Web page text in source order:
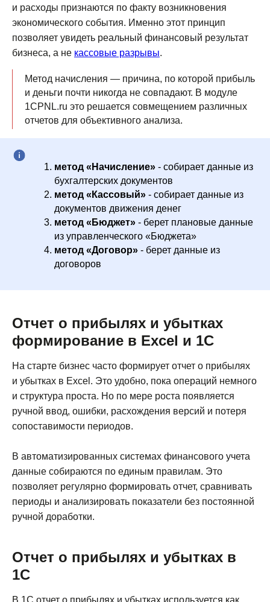
и расходы признаются по факту возникновения
экономического события. Именно этот принцип
позволяет увидеть реальный финансовый результат
бизнеса, а не кассовые разрывы.
Метод начисления — причина, по которой прибыль
и деньги почти никогда не совпадают. В модуле
1CPNL.ru это решается совмещением различных
отчетов для объективного анализа.
метод «Начисление» - собирает данные из
бухгалтерских документов
метод «Кассовый» - собирает данные из
документов движения денег
метод «Бюджет» - берет плановые данные
из управленческого «Бюджета»
метод «Договор» - берет данные из
договоров
Отчет о прибылях и убытках
формирование в Excel и 1С
На старте бизнес часто формирует отчет о прибылях
и убытках в Excel. Это удобно, пока операций немного
и структура проста. Но по мере роста появляется
ручной ввод, ошибки, расхождения версий и потеря
сопоставимости периодов.
В автоматизированных системах финансового учета
данные собираются по единым правилам. Это
позволяет регулярно формировать отчет, сравнивать
периоды и анализировать показатели без постоянной
ручной доработки.
Отчет о прибылях и убытках в
1С